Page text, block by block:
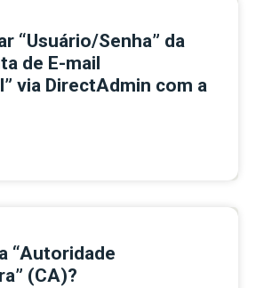
“Usuário/Senha” da
de E-mail
via DirectAdmin com a
“Autoridade
(CA)?